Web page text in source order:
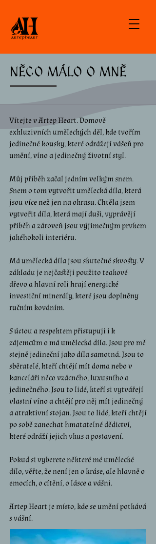
NĚCO MÁLO O MNĚ
Vítejte v Artep Heart. Domově
exkluzivních uměleckých děl, kde tvořím
jedinečné kousky, které odrážejí vášeň pro
umění, víno a jedinečný životnístyl.
Můj příběh začal jedním velkým snem.
Snem o tom vytvořit umělecká díla, která
jsou více než jen na okrasu. Chtěla jsem
vytvořit díla, která mají duši, vyprávějí
příběh a zároveň jsou výjimečným prvkem
jakéhokoli interiéru.
Má umělecká díla jsou skutečné skvosty. V
základu je nejčastěji použito teakové
dřevo a hlavní roli hrají energické
investiční minerály, které jsou doplněny
ručním kováním.
S úctou a respektem přistupuji i k
zájemcům o má umělecká díla. Jsou pro mě
stejně jedineční jako díla samotná. Jsou to
sběratelé, kteří chtějí mít doma nebo v
kanceláři něco vzácného, luxusního a
jedinečného. Jsou to lidé, kteří si vytvářejí
vlastní víno a chtějí pro něj mít jedinečný
a atraktivnístojan. Jsou to lidé, kteří chtějí
po sobě zanechat hmatatelné dědictví,
které odráží jejich vkus a postavení.
Pokud si vyberete některé mé umělecké
dílo, věřte, že není jen o kráse, ale hlavně o
emocích, o cítění, o lásce a vášni.
Artep Heart je místo, kde se umění potkává
s vášní.